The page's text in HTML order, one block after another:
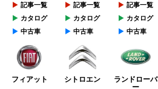
記事一覧
カタログ
中古車
記事一覧
カタログ
中古車
記事一覧
カタログ
中古車
フィアット シトロエン
ランドローバ
ー